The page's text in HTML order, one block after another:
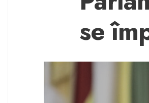
se